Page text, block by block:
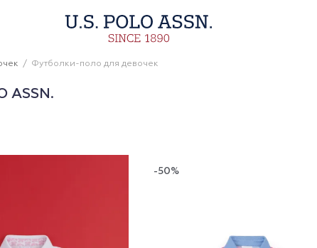
Футболки-поло для девочек
-50%